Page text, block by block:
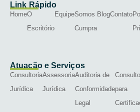
Link Rápido
HomeO
Escritório
EquipeSomos
Cumpra
BlogContato
Atuação e Serviços
Consultoria
Jurídica
Assessoria
Jurídica
Auditoria de
Conformidade
Legal
para